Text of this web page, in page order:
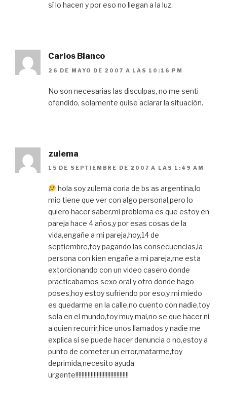
sí lo hacen y por eso no llegan a la luz.
Carlos Blanco
26 DE MAYO DE 2007 A LAS 10:16 PM
No son necesarias las disculpas, no me senti
ofendido, solamente quise aclarar la situación.
zulema
15 DE SEPTIEMBRE DE 2007 A LAS 1:49 AM
hola soy zulema coria de bs as argentina,lo
mio tiene que ver con algo personal,pero lo
quiero hacer saber,mi preblema es que estoy en
pareja hace 4 años,y por esas cosas de la
vida,engañe a mi pareja,hoy,14 de
septiembre,toy pagando las consecuencias,la
persona con kien engañe a mi pareja,me esta
extorcionando con un video casero donde
practicabamos sexo oral y otro donde hago
poses,hoy estoy sufriendo por eso,y mi miedo
es quedarme en la calle,no cuento con nadie,toy
sola en el mundo,toy muy mal,no se que hacer ni
a quien recurrir,hice unos llamados y nadie me
explica si se puede hacer denuncia o no,estoy a
punto de cometer un error,matarme,toy
deprimida,necesito ayuda
urgente!!!!!!!!!!!!!!!!!!!!!!!!!!!!!!!!!!!